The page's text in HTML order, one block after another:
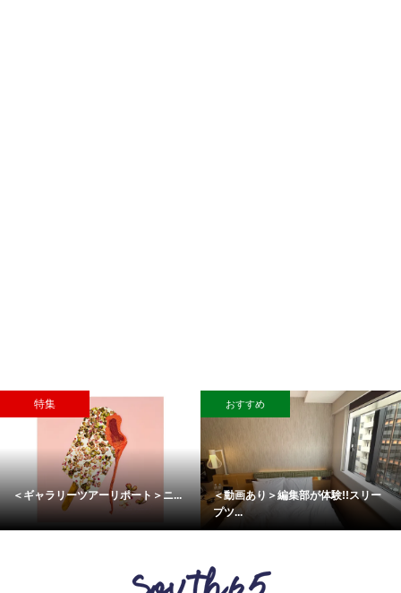
特集
＜ギャラリーツアーリポート＞ニ...
おすすめ
＜動画あり＞編集部が体験!!スリー
プツ...